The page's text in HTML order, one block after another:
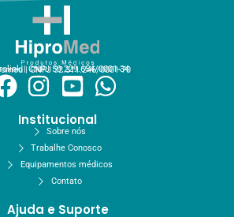
| CNPJ 59.229.654/0001-34
| CNPJ 32.311.246/0001-70
Institucional
Sobre nós
Trabalhe Conosco
Equipamentos médicos
Contato
Ajuda e Suporte